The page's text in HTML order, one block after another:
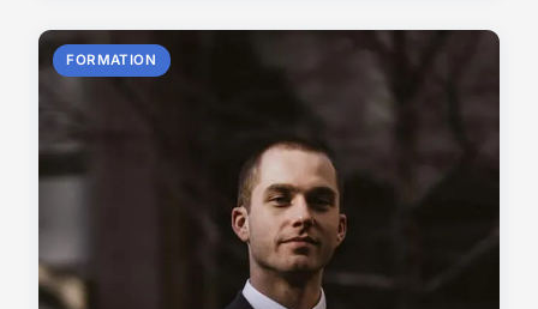
FORMATION